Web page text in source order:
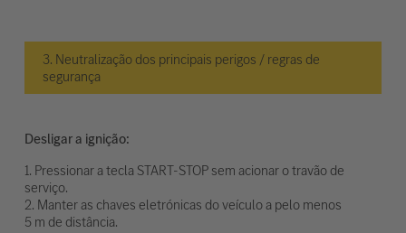
3. Neutralização dos principais perigos / regras de
segurança
Desligar a ignição:
1. Pressionar a tecla START-STOP sem acionar o travão de
serviço.
2. Manter as chaves eletrónicas do veículo a pelo menos
5 m de distância.